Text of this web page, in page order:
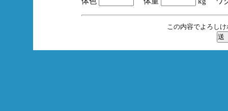
この内容でよろし